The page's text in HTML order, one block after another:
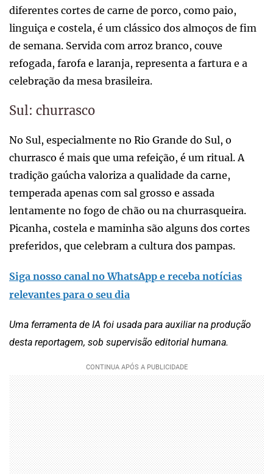
diferentes cortes de carne de porco, como paio,
linguiça e costela, é um clássico dos almoços de fim
de semana. Servida com arroz branco, couve
refogada, farofa e laranja, representa a fartura e a
celebração da mesa brasileira.
Sul: churrasco
No Sul, especialmente no Rio Grande do Sul, o
churrasco é mais que uma refeição, é um ritual. A
tradição gaúcha valoriza a qualidade da carne,
temperada apenas com sal grosso e assada
lentamente no fogo de chão ou na churrasqueira.
Picanha, costela e maminha são alguns dos cortes
preferidos, que celebram a cultura dos pampas.
Siga nosso canal no WhatsApp e receba notícias
relevantes para o seu dia
Uma ferramenta de IA foi usada para auxiliar na produção
desta reportagem, sob supervisão editorial humana.